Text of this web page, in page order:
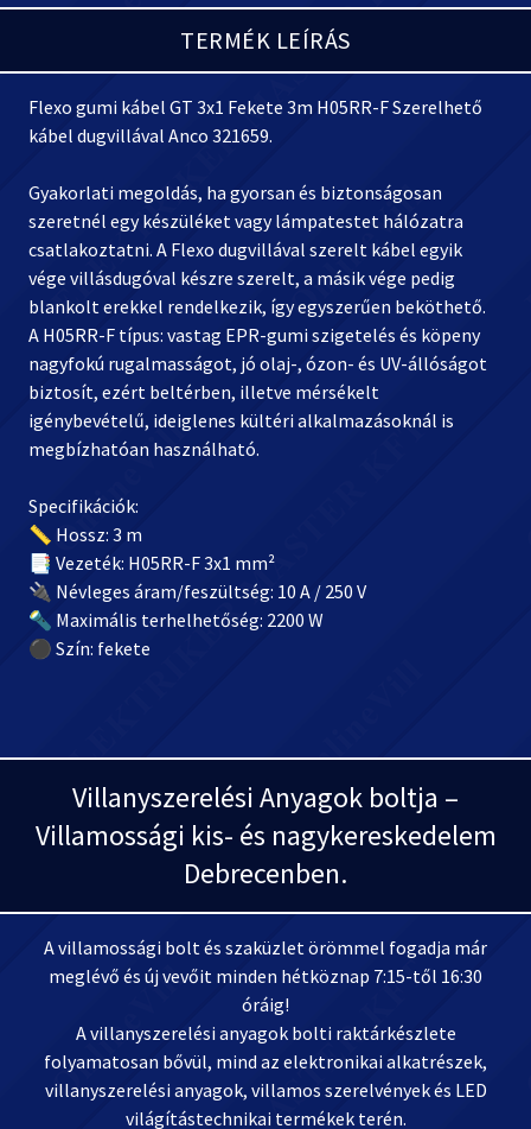
TERMÉK LEÍRÁS
Flexo gumi kábel GT 3x1 Fekete 3m H05RR-F Szerelhető
kábel dugvillával Anco 321659.
Gyakorlati megoldás, ha gyorsan és biztonságosan
szeretnél egy készüléket vagy lámpatestet hálózatra
csatlakoztatni. A Flexo dugvillával szerelt kábel egyik
vége villásdugóval készre szerelt, a másik vége pedig
blankolt erekkel rendelkezik, így egyszerűen beköthető.
A H05RR-F típus: vastag EPR-gumi szigetelés és köpeny
nagyfokú rugalmasságot, jó olaj-, ózon- és UV-állóságot
biztosít, ezért beltérben, illetve mérsékelt
igénybevételű, ideiglenes kültéri alkalmazásoknál is
megbízhatóan használható.
Specifikációk:
📏 Hossz: 3 m
📑 Vezeték: H05RR-F 3x1 mm²
🔌 Névleges áram/feszültség: 10 A / 250 V
🔦 Maximális terhelhetőség: 2200 W
⚫ Szín: fekete
Villanyszerelési Anyagok boltja –
Villamossági kis- és nagykereskedelem
Debrecenben.
A villamossági bolt és szaküzlet örömmel fogadja már
meglévő és új vevőit minden hétköznap 7:15-től 16:30
óráig!
A villanyszerelési anyagok bolti raktárkészlete
folyamatosan bővül, mind az elektronikai alkatrészek,
villanyszerelési anyagok, villamos szerelvények és LED
világítástechnikai termékek terén.